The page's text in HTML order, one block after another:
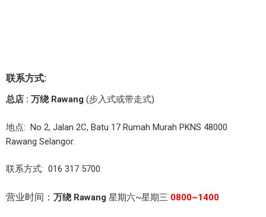
联系方式:
总店 : 万绕 Rawang (步入式或带走式)
地点: No 2, Jalan 2C, Batu 17 Rumah Murah PKNS 48000
Rawang Selangor.
联系方式: 016 317 5700
营业时间： 万绕 Rawang 星期六~星期三 0800~1400